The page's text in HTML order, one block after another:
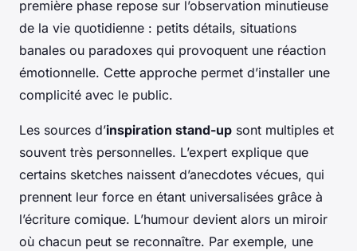
première phase repose sur l’observation minutieuse
de la vie quotidienne : petits détails, situations
banales ou paradoxes qui provoquent une réaction
émotionnelle. Cette approche permet d’installer une
complicité avec le public.
Les sources d’inspiration stand-up sont multiples et
souvent très personnelles. L’expert explique que
certains sketches naissent d’anecdotes vécues, qui
prennent leur force en étant universalisées grâce à
l’écriture comique. L’humour devient alors un miroir
où chacun peut se reconnaître. Par exemple, une